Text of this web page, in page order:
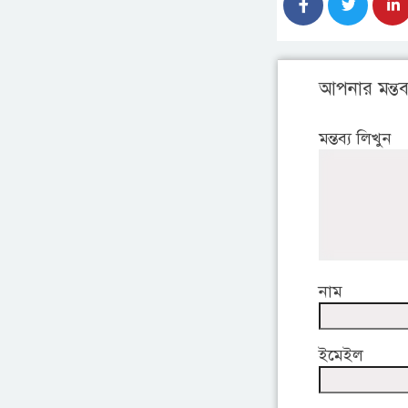
আপনার
মন্তব্য লিখুন
নাম
ইমেইল